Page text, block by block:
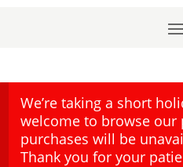
We’re taking a short
welcome to browse our
purchases will be
Thank you for your